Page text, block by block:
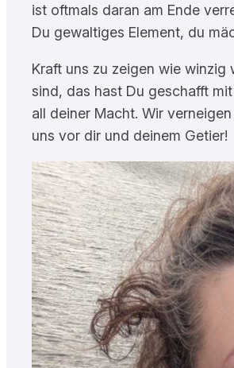
ist oftmals daran am Ende
Du gewaltiges Element, du
Kraft uns zu zeigen wie winzig
sind, das hast Du geschafft mit
all deiner Macht. Wir verneigen
uns vor dir und deinem Getier!